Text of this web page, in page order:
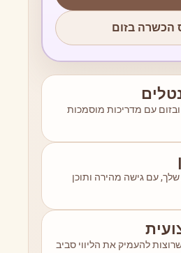
הכשרה בזום
עם מדריכות מוסמכות
עם גישה מהירה ותוכן
להעמיק את הליווי סביב